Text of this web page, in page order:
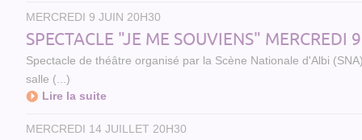
MERCREDI 9 JUIN 20H30
SPECTACLE "JE ME SOUVIENS" MERCREDI
Spectacle de théâtre organisé par la Scène Nationale d'Albi
salle (...)
Lire la suite
MERCREDI 14 JUILLET 20H30